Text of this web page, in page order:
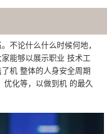
不论什么什么时候何地，
能够以展示职业 技术工
机 整体的人身安全周期
优化等，以做到机 的最久